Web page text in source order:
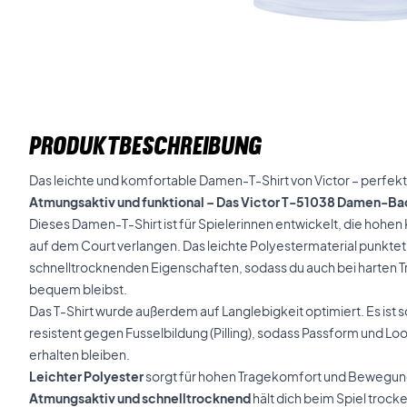
PRODUKTBESCHREIBUNG
Das leichte und komfortable Damen-T-Shirt von Victor –
Atmungsaktiv und funktional – Das Victor T-51038 Damen-
Dieses Damen-T-Shirt ist für Spielerinnen entwickelt, die
auf dem Court verlangen. Das leichte Polyestermaterial
schnelltrocknenden Eigenschaften, sodass du auch bei harten
bequem bleibst.
Das T-Shirt wurde außerdem auf Langlebigkeit optimiert. Es ist
resistent gegen Fusselbildung (Pilling), sodass Passform und
erhalten bleiben.
Leichter Polyestersorgt für hohen Tragekomfort und
Atmungsaktiv und schnelltrocknendhält dich beim Spiel